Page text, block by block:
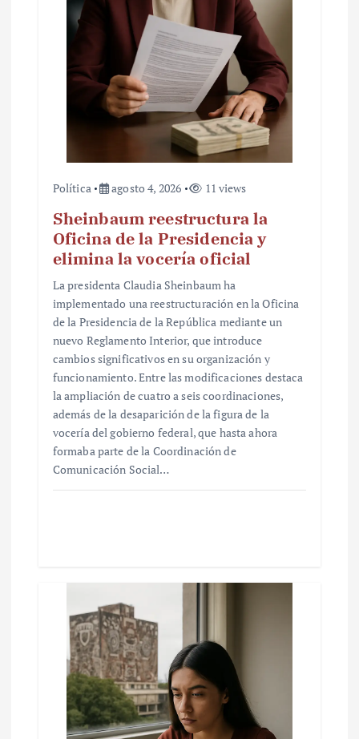
Política agosto 4, 2026 11 views
Sheinbaum reestructura la
Oficina de la Presidencia y
elimina la vocería oficial
La presidenta Claudia Sheinbaum ha
implementado una reestructuración en la Oficina
de la Presidencia de la República mediante un
nuevo Reglamento Interior, que introduce
cambios significativos en su organización y
funcionamiento. Entre las modificaciones destaca
la ampliación de cuatro a seis coordinaciones,
además de la desaparición de la figura de la
vocería del gobierno federal, que hasta ahora
formaba parte de la Coordinación de
Comunicación Social…